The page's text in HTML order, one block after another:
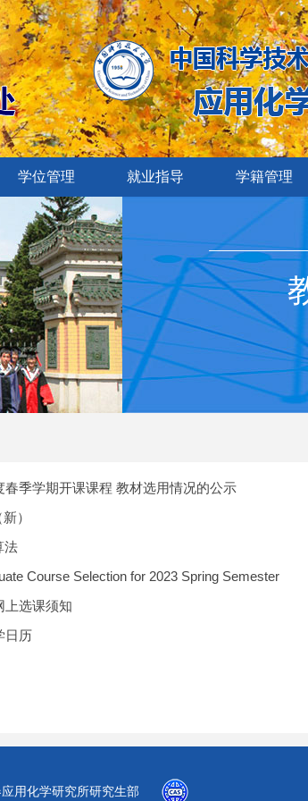
学位管理 就业指导 学籍管理
春季学期开课课程 教材选用情况的公示
）
法
Course Selection for 2023 Spring Semester
上选课须知
日历
用化学研究所研究生部